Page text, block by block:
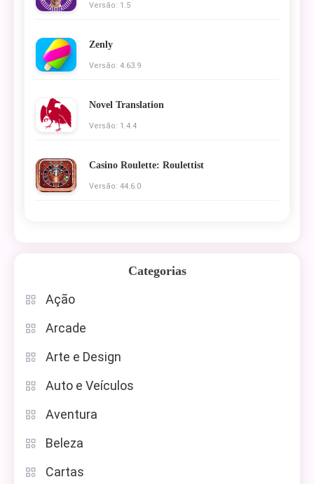
Versão: 1.5
Zenly
Versão: 4.63.9
Novel Translation
Versão: 1.4.4
Casino Roulette: Roulettist
Versão: 44.6.0
Categorias
Ação
Arcade
Arte e Design
Auto e Veículos
Aventura
Beleza
Cartas